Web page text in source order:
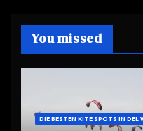
You missed
DIE BESTEN KITE SPOTS IN DEL